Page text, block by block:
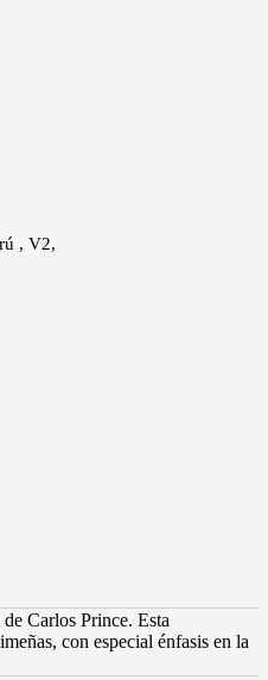
, V2,
Carlos Prince. Esta
con especial énfasis en la